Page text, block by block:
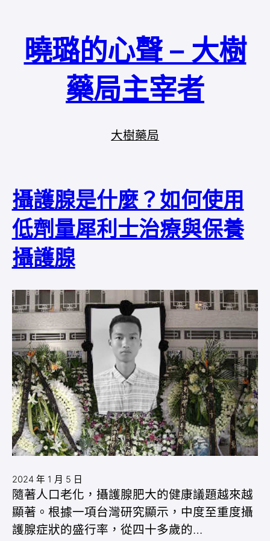
曉璐的心聲 – 大樹
藥局主宰者
大樹藥局
攝護腺是什麼？如何使用
低劑量犀利士治療與保養
攝護腺
2024 年 1 月 5 日
隨著人口老化，攝護腺肥大的健康議題越來越
顯著。根據一項台灣研究顯示，中度至重度攝
護腺症狀的盛行率，從四十多歲的…